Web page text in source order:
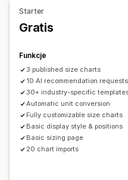
Opcje wyświetlania
Edytor „przeciągnij i upuść”
Ikony niestandardowe
Import i eksport Wykres
Wielojęzyczne
Tłumaczenie
Strona kolekcji
Wyświetlanie wariantów
Starter
Gratis
Funkcje
3 published size charts
10 AI recommendation requests
30+ industry-specific
Automatic unit conversion
Fully customizable size charts
Basic display style & positions
Basic sizing page
20 chart imports